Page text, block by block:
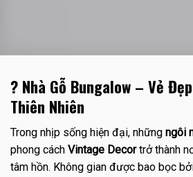
? Nhà Gỗ Bungalow – Vẻ
Thiên Nhiên
Trong nhịp sống hiện đại, những ngôi
phong cách Vintage Decortrở thành
tâm hồn. Không gian được bao bọc